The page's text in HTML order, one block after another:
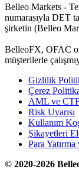
Belleo Markets -
numarasıyla DET
şirketin (Belleo
BelleoFX, OFAC
müşterilerle
Gizlilik
Çerez
AML ve
Risk Uyarısı
Kullanım
Şikayetleri
Para
© 2020-2026